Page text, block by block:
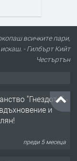
всичките пари,
- Гилбърт Кийт
Честъртън
"Гнездото" -
и
преди 5 месеца